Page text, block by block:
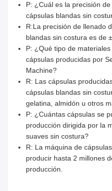
P: ¿Cuál es la precisión
cápsulas blandas sin
R:La precisión de llenado
blandas sin costura es de
P: ¿Qué tipo de
cápsulas producidas por
Machine?
R: Las cápsulas
cápsulas blandas sin
gelatina, almidón u otros
P: ¿Cuántas cápsulas se
producción dirigida por la
suaves sin costura?
R: La máquina de
producir hasta 2 millones
producción.